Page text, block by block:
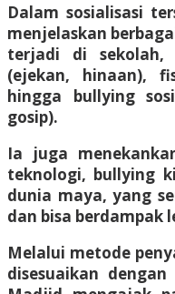
Dalam sosialisasi
menjelaskan
terjadi di sekolah,
(ejekan, hinaan),
hingga bullying
gosip).
Ia juga
teknologi, bullying
dunia maya, yang
dan bisa berdampak
Melalui metode
disesuaikan